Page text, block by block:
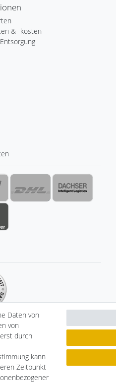
& -kosten
Widerrufs­recht
Daten von
von
durch
kann
Zeitpunkt